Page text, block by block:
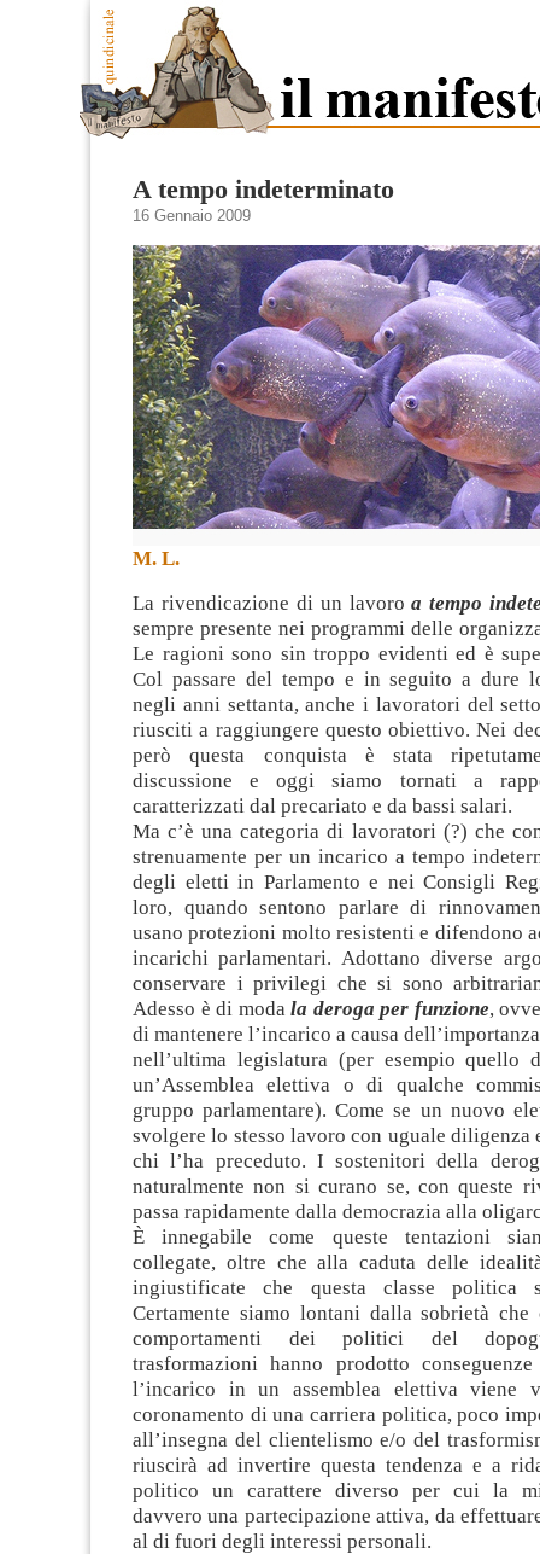
A tempo indeterminato
16 Gennaio 2009
M. L.
La rivendicazione di un lavoroa tempo
sempre presente nei programmi delle
Le ragioni sono sin troppo evidenti ed è
Col passare del tempo e in seguito a dure
negli anni settanta, anche i lavoratori del
riusciti a raggiungere questo obiettivo. Nei
però questa conquista è stata
discussione e oggi siamo tornati a
caratterizzati dal precariato e da bassi salari.
Ma c’è una categoria di lavoratori (?) che
strenuamente per un incarico a tempo
degli eletti in Parlamento e nei Consigli
loro, quando sentono parlare di
usano protezioni molto resistenti e difendono
incarichi parlamentari. Adottano diverse
conservare i privilegi che si sono
Adesso è di moda la deroga per funzione,
di mantenere l’incarico a causa
nell’ultima legislatura (per esempio quello
un’Assemblea elettiva o di qualche
gruppo parlamentare). Come se un nuovo
svolgere lo stesso lavoro con uguale diligenza
chi l’ha preceduto. I sostenitori della
naturalmente non si curano se, con queste
passa rapidamente dalla democrazia alla
È innegabile come queste tentazioni
collegate, oltre che alla caduta delle
ingiustificate che questa classe politica
Certamente siamo lontani dalla sobrietà che
comportamenti dei politici del
trasformazioni hanno prodotto
l’incarico in un assemblea elettiva viene
coronamento di una carriera politica, poco
all’insegna del clientelismo e/o del
riuscirà ad invertire questa tendenza e a
politico un carattere diverso per cui la
davvero una partecipazione attiva, da
al di fuori degli interessi personali.